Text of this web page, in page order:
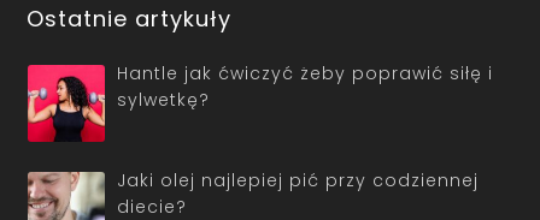
Ostatnie artykuły
Hantle jak ćwiczyć żeby poprawić siłę i
sylwetkę?
Jaki olej najlepiej pić przy codziennej
diecie?